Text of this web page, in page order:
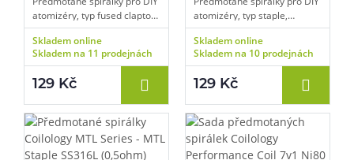
atomizéry, typ fused clapton,
materiál nerezová ocel,
odpor 0,64 ohm, vhodné pro
MTL vaping, vnitřní průměr
ks.
Skladem online
Skladem na 11 prodejnách
129 Kč
atomizéry, typ staple,
materiál nichrom, odpor 0,68
ohm, vhodné pro MTL
vaping, vnitřní průměr
ks.
Skladem online
Skladem na 10 prodejnách
129 Kč